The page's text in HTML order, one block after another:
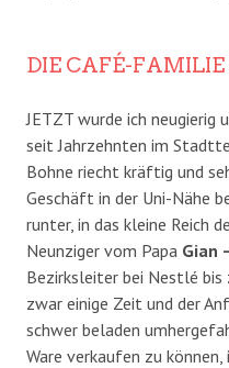
DIE CAFÉ-FAMILIE
JETZT wurde ich neugierig
seit Jahrzehnten im
Bohne riecht kräftig und
Geschäft in der Uni-Nähe
runter, in das kleine Reich
Neunziger vom Papa Gian
Bezirksleiter bei Nestlé bis
zwar einige Zeit und der
schwer beladen
Ware verkaufen zu